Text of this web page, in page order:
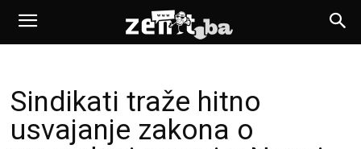
Sindikati traže hitno
usvajanje zakona o